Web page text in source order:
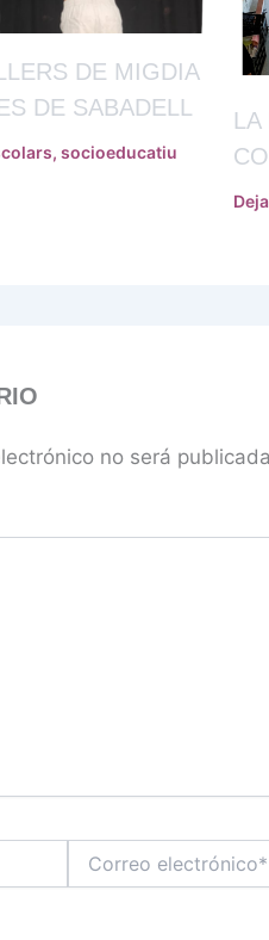
DE MIGDIA
DE SABADELL
, socioeducatiu
LA
no será
electrónico*